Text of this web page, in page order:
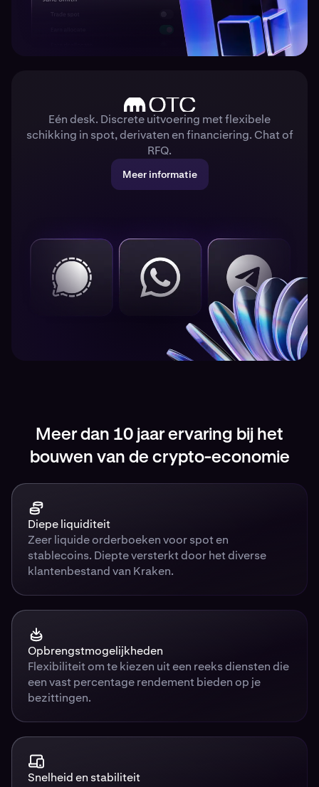
Eén desk. Discrete uitvoering met flexibele
schikking in spot, derivaten en financiering. Chat of
RFQ.
Meer informatie
Meer dan 10 jaar ervaring bij het
bouwen van de crypto-economie
Diepe liquiditeit
Zeer liquide orderboeken voor spot en
stablecoins. Diepte versterkt door het diverse
klantenbestand van Kraken.
Opbrengstmogelijkheden
Flexibiliteit om te kiezen uit een reeks diensten die
een vast percentage rendement bieden op je
bezittingen.
Snelheid en stabiliteit